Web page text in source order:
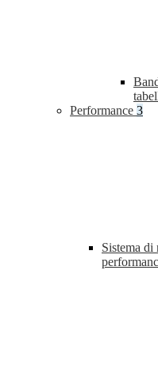
Performance 3
Sistema di